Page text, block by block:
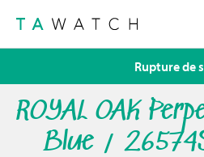
ROYAL OAK
Blue /
Rupture de